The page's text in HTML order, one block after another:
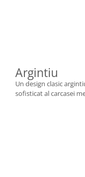
Argintiu
Un design clasic
sofisticat al carcasei